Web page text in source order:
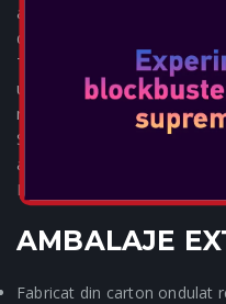
am dezvoltat și o nouă
de o soluție durabilă.
THE KINGDOM Iconicul
un singur lucru... ZELDA!
recunoaște runele
Sabiei Maestrului decăzută.
accentele din plastic
Devino eroul pe care vrei să
AMBALAJE
Fabricat din carton ondulat